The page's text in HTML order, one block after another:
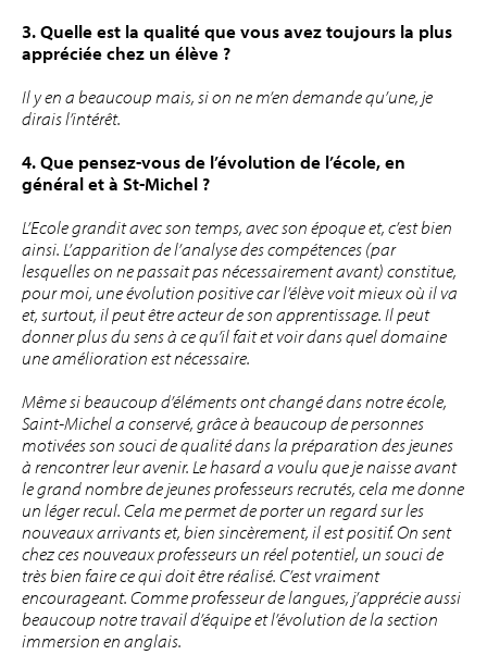
3. Quelle est la qualité que vous avez toujours la plus
appréciée chez un élève ?
Il y en a beaucoup mais, si on ne m’en demande qu’une, je
dirais l’intérêt.
4. Que pensez-vous de l’évolution de l’école, en
général et à St-Michel ?
L’Ecole grandit avec son temps, avec son époque et, c’est bien
ainsi. L’apparition de l’analyse des compétences (par
lesquelles on ne passait pas nécessairement avant) constitue,
pour moi, une évolution positive car l’élève voit mieux où il va
et, surtout, il peut être acteur de son apprentissage. Il peut
donner plus du sens à ce qu’il fait et voir dans quel domaine
une amélioration est nécessaire.
Même si beaucoup d’éléments ont changé dans notre école,
Saint-Michel a conservé, grâce à beaucoup de personnes
motivées son souci de qualité dans la préparation des jeunes
à rencontrer leur avenir. Le hasard a voulu que je naisse avant
le grand nombre de jeunes professeurs recrutés, cela me donne
un léger recul. Cela me permet de porter un regard sur les
nouveaux arrivants et, bien sincèrement, il est positif. On sent
chez ces nouveaux professeurs un réel potentiel, un souci de
très bien faire ce qui doit être réalisé. C’est vraiment
encourageant. Comme professeur de langues, j’apprécie aussi
beaucoup notre travail d’équipe et l’évolution de la section
immersion en anglais.